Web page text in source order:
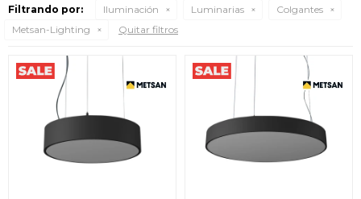
Filtrando por: Iluminación Luminarias
Colgantes
Metsan-Lighting
Quitar filtros